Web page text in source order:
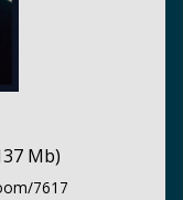
Mb)
7617